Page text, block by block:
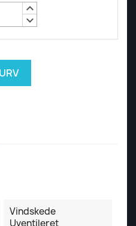
keyboard_arrow_up
keyboard_arrow_down
Vindskede
Uventileret